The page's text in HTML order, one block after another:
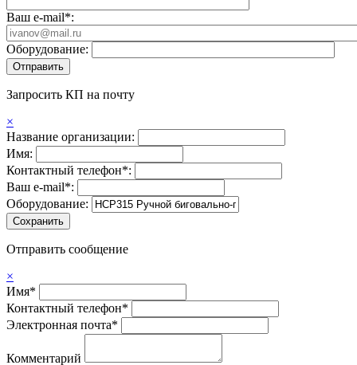
Ваш e-mail*:
Оборудование:
Запросить КП на почту
×
Название организации:
Имя:
Контактный телефон*:
Ваш e-mail*:
Оборудование:
Отправить сообщение
×
Имя*
Контактный телефон*
Электронная почта*
Комментарий